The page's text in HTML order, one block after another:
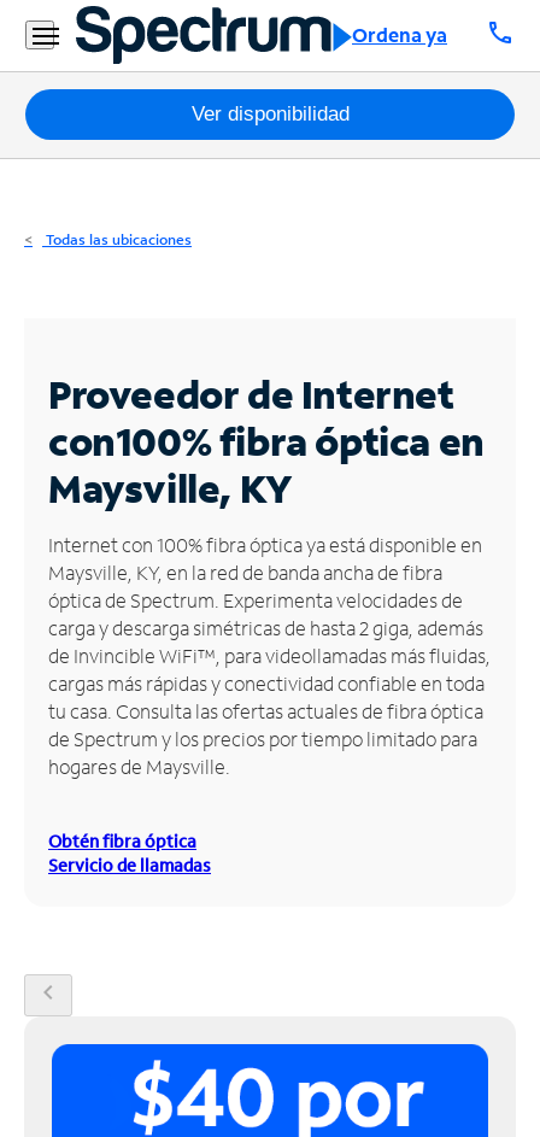
Ordena ya call
Residencial
Business
Paquetes
Internet
Business
Contáctanos
Inglés
Administrar
cuenta
Encuentra
una
tienda
Ver disponibilidad
Todas las ubicaciones
Proveedor de Internet
con100% fibra óptica en
Maysville, KY
Internet con 100% fibra óptica ya está disponible en
Maysville, KY, en la red de banda ancha de fibra
óptica de Spectrum. Experimenta velocidades de
carga y descarga simétricas de hasta 2 giga, además
de Invincible WiFi™, para videollamadas más fluidas,
cargas más rápidas y conectividad confiable en toda
tu casa. Consulta las ofertas actuales de fibra óptica
de Spectrum y los precios por tiempo limitado para
hogares de Maysville.
Obtén fibra óptica
Servicio de llamadas
chevron_left